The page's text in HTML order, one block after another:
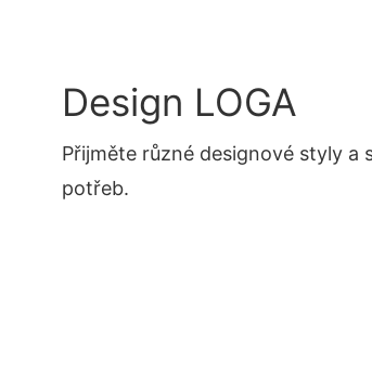
Design LOGA
Přijměte různé designové styly a
potřeb.